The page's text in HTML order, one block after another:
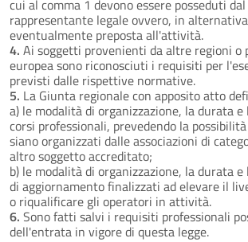
cui al comma 1 devono essere posseduti
rappresentante legale ovvero, in
eventualmente preposta all'attività.
4. Ai soggetti provenienti da altre regioni o
europea sono riconosciuti i requisiti per
previsti dalle rispettive normative.
5. La Giunta regionale con apposito atto
a) le modalità di organizzazione, la durata
corsi professionali, prevedendo la
siano organizzati dalle associazioni di
altro soggetto accreditato;
b) le modalità di organizzazione, la durata
di aggiornamento finalizzati ad elevare il
o riqualificare gli operatori in attività.
6. Sono fatti salvi i requisiti professionali
dell'entrata in vigore di questa legge.